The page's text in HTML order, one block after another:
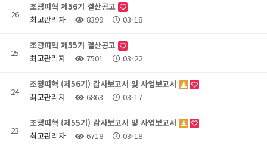
26
조광피혁 제56기 결산공고
최고관리자
8399 03-18
25
조광피혁 제55기 결산공고
최고관리자
7501 03-22
24
조광피혁 (제56기) 감사보고서 및 사업보고서
최고관리자
6863 03-17
23
조광피혁 (제55기) 감사보고서 및 사업보고서
최고관리자
6718 03-18